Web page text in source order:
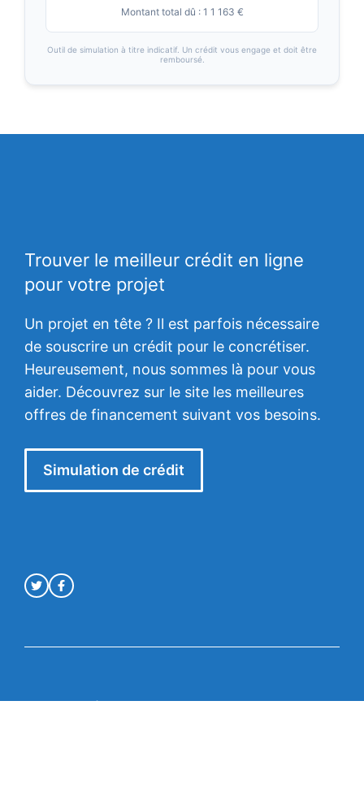
Montant total dû : 1 1 163 €
Outil de simulation à titre indicatif. Un crédit vous engage et doit être
remboursé.
Trouver le meilleur crédit en ligne
pour votre projet
Un projet en tête ? Il est parfois nécessaire
de souscrire un crédit pour le concrétiser.
Heureusement, nous sommes là pour vous
aider. Découvrez sur le site les meilleures
offres de financement suivant vos besoins.
Simulation de crédit